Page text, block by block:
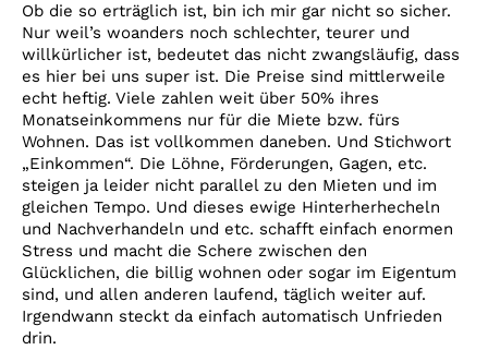
Ob die so erträglich ist, bin ich mir gar nicht so sicher.
Nur weil’s woanders noch schlechter, teurer und
willkürlicher ist, bedeutet das nicht zwangsläufig, dass
es hier bei uns super ist. Die Preise sind mittlerweile
echt heftig. Viele zahlen weit über 50% ihres
Monatseinkommens nur für die Miete bzw. fürs
Wohnen. Das ist vollkommen daneben. Und Stichwort
„Einkommen“. Die Löhne, Förderungen, Gagen, etc.
steigen ja leider nicht parallel zu den Mieten und im
gleichen Tempo. Und dieses ewige Hinterherhecheln
und Nachverhandeln und etc. schafft einfach enormen
Stress und macht die Schere zwischen den
Glücklichen, die billig wohnen oder sogar im Eigentum
sind, und allen anderen laufend, täglich weiter auf.
Irgendwann steckt da einfach automatisch Unfrieden
drin.